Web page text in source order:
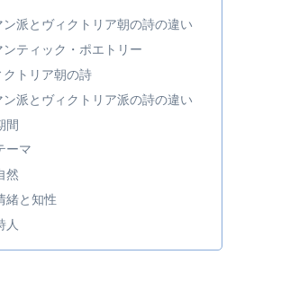
ン派とヴィクトリア朝の詩の違い
ンティック・ポエトリー
クトリア朝の詩
ン派とヴィクトリア派の詩の違い
間
ーマ
然
緒と知性
人